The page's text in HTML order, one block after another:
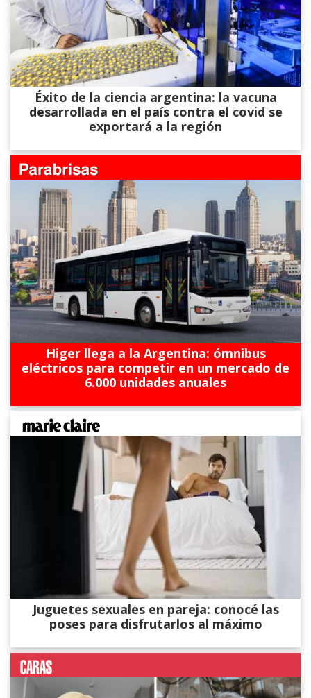
Éxito de la ciencia argentina: la vacuna
desarrollada en el país contra el covid se
exportará a la región
Higer llega a la Argentina: ómnibus
eléctricos para competir en un mercado de
6.000 unidades anuales
Juguetes sexuales en pareja: conocé las
poses para disfrutarlos al máximo